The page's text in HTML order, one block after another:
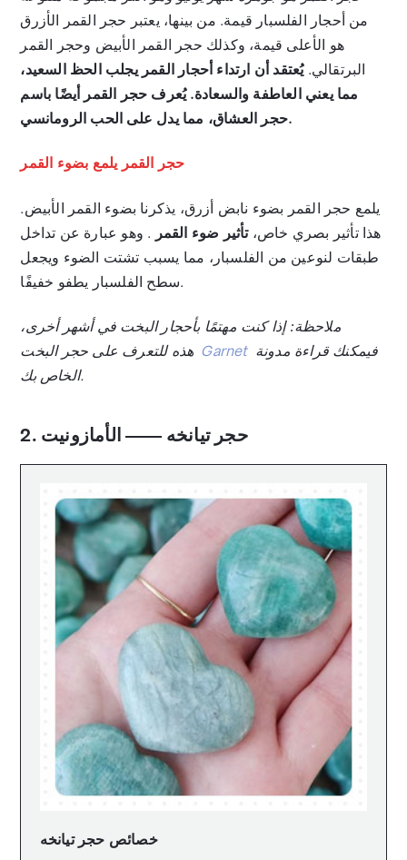
من أحجار الفلسبار قيمة. من بينها، يعتبر حجر القمر الأزرق
هو الأعلى قيمة، وكذلك حجر القمر الأبيض وحجر القمر
البرتقالي.يُعتقد أن ارتداء أحجار القمر يجلب الحظ السعيد،
مما يعني العاطفة والسعادة. يُعرف حجر القمر أيضًا باسم
حجر العشاق، مما يدل على الحب الرومانسي.
حجر القمر يلمع بضوء القمر
يلمع حجر القمر بضوء نابض أزرق، يذكرنا بضوء القمر الأبيض.
هذا تأثير بصري خاص،تأثير ضوء القمر . وهو عبارة عن تداخل
طبقات لنوعين من الفلسبار، مما يسبب تشتت الضوء ويجعل
سطح الفلسبار يطفو خفيفًا.
ملاحظة: إذا كنت مهتمًا بأحجار البخت في أشهر أخرى،
فيمكنك قراءة مدونة Garnet هذه للتعرف على حجر البخت
الخاص بك.
2. حجر تيانخه —— الأمازونيت
خصائص حجر تيانخه